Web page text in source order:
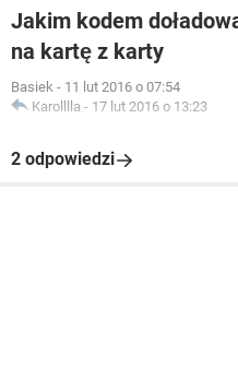
Jakim kodem
na kartę z karty
Basiek - 11 lut 2016 o 07:54
Karolllla - 17 lut 2016 o 13:23
2 odpowiedzi